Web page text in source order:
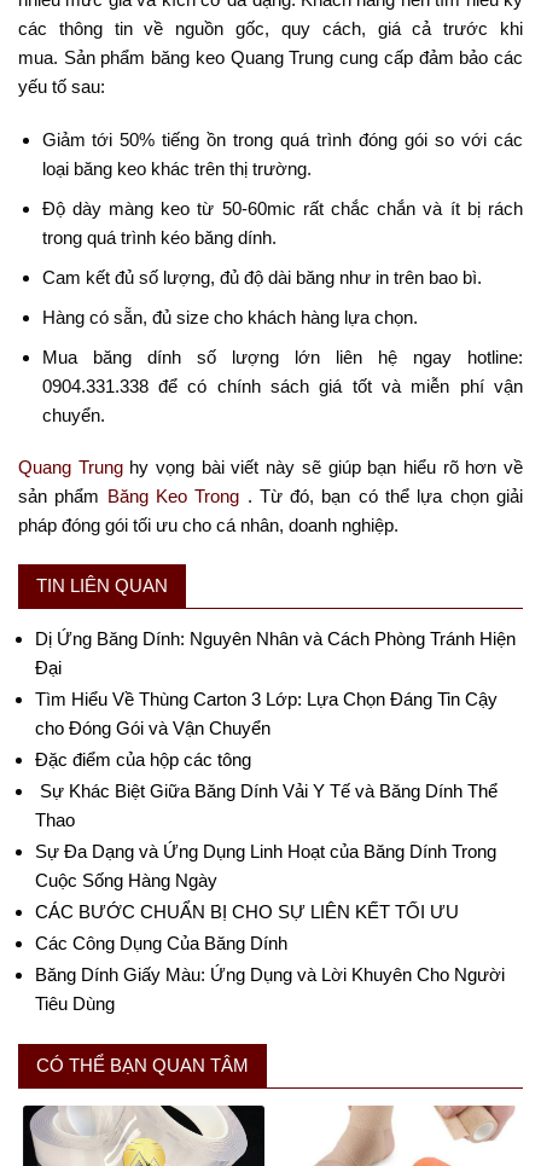
các thông tin về nguồn gốc, quy cách, giá cả trước khi
mua. Sản phẩm băng keo Quang Trung cung cấp đảm bảo các
yếu tố sau:
Giảm tới 50% tiếng ồn trong quá trình đóng gói so với các
loại băng keo khác trên thị trường.
Độ dày màng keo từ 50-60mic rất chắc chắn và ít bị rách
trong quá trình kéo băng dính.
Cam kết đủ số lượng, đủ độ dài băng như in trên bao bì.
Hàng có sẵn, đủ size cho khách hàng lựa chọn.
Mua băng dính số lượng lớn liên hệ ngay hotline:
0904.331.338để có chính sách giá tốt và miễn phí vận
chuyển.
Quang Trunghy vọng bài viết này sẽ giúp bạn hiểu rõ hơn về
sản phẩm Băng Keo Trong . Từ đó, bạn có thể lựa chọn giải
pháp đóng gói tối ưu cho cá nhân, doanh nghiệp.
TIN LIÊN QUAN
Dị Ứng Băng Dính: Nguyên Nhân và Cách Phòng Tránh Hiện
Đại
Tìm Hiểu Về Thùng Carton 3 Lớp: Lựa Chọn Đáng Tin Cậy
cho Đóng Gói và Vận Chuyển
Đặc điểm của hộp các tông
Sự Khác Biệt Giữa Băng Dính Vải Y Tế và Băng Dính Thể
Thao
Sự Đa Dạng và Ứng Dụng Linh Hoạt của Băng Dính Trong
Cuộc Sống Hàng Ngày
CÁC BƯỚC CHUẨN BỊ CHO SỰ LIÊN KẾT TỐI ƯU
Các Công Dụng Của Băng Dính
Băng Dính Giấy Màu: Ứng Dụng và Lời Khuyên Cho Người
Tiêu Dùng
CÓ THỂ BẠN QUAN TÂM